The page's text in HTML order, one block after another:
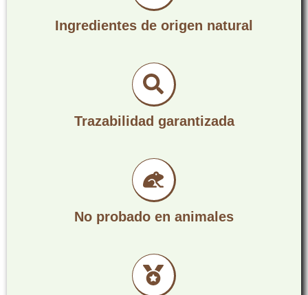
Ingredientes de origen natural
Trazabilidad garantizada
No probado en animales